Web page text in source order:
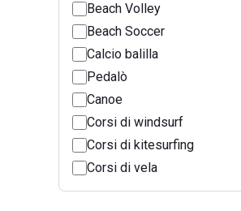
Beach Volley
Beach Soccer
Calcio balilla
Pedalò
Canoe
Corsi di windsurf
Corsi di kitesurfing
Corsi di vela